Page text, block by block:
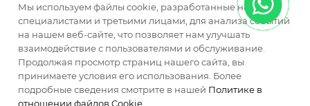
2026 © МОСФАСАД Интернет-магазин кровельных и
фасадных материалов
Мы используем файлы cookie, разработанные нашими
специалистами и третьими лицами, для анализа событий
на нашем веб-сайте, что позволяет нам улучшать
взаимодействие с пользователями и обслуживание.
Продолжая просмотр страниц нашего сайта, вы
принимаете условия его использования. Более
подробные сведения смотрите в нашей Политике в
отношении файлов Cookie